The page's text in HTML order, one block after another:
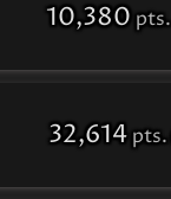
10,380 pts.
32,614 pts.